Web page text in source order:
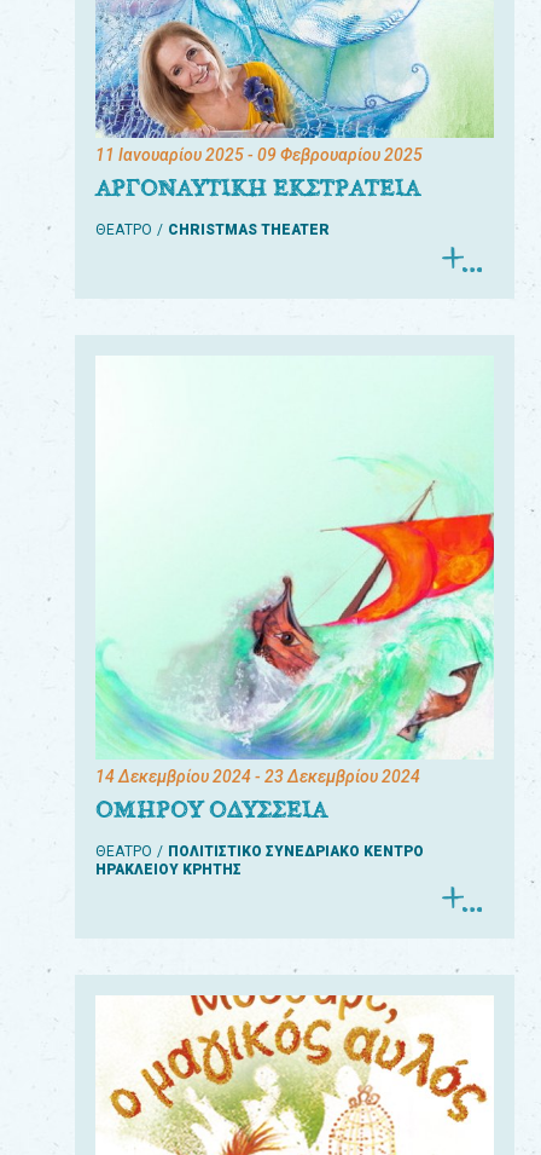
11 Ιανουαρίου 2025- 09 Φεβρουαρίου 2025
ΑΡΓΟΝΑΥΤΙΚΗ ΕΚΣΤΡΑΤΕΙΑ
ΘΕΑΤΡΟ CHRISTMAS THEATER
14 Δεκεμβρίου 2024- 23 Δεκεμβρίου 2024
ΟΜΗΡΟΥ ΟΔΥΣΣΕΙΑ
ΘΕΑΤΡΟ
ΠΟΛΙΤΙΣΤΙΚΟ ΣΥΝΕΔΡΙΑΚΟ ΚΕΝΤΡΟ
ΗΡΑΚΛΕΙΟΥ ΚΡΗΤΗΣ